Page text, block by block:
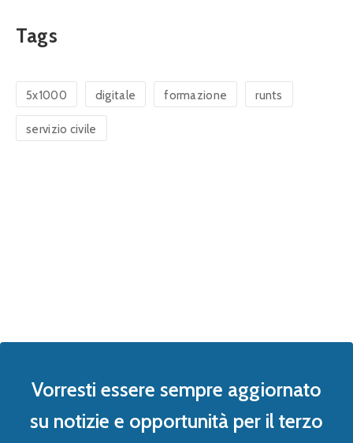
Tags
5x1000 digitale formazione runts
servizio civile
Vorresti essere sempre aggiornato
su notizie e opportunità per il terzo